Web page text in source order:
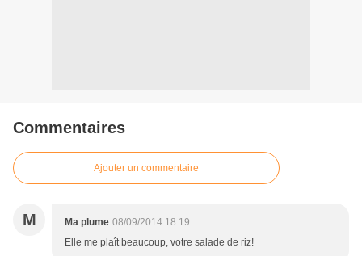
Commentaires
Ajouter un commentaire
M Ma plume 08/09/2014 18:19
Elle me plaît beaucoup, votre salade de riz!